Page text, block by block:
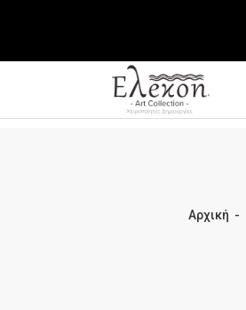
Αρχική -